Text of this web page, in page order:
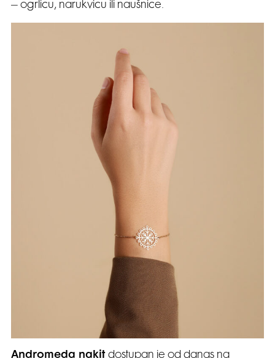
– ogrlicu, narukvicu ili naušnice.
Andromeda nakit dostupan je od danas na